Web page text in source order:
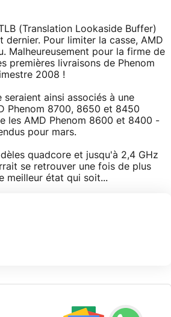
(Translation Lookaside Buffer)
Pour limiter la casse, AMD
Malheureusement pour la firme de
premières livraisons de Phenom
2008 !
ainsi associés à une
Phenom 8700, 8650 et 8450
les AMD Phenom 8600 et 8400 -
pour mars.
quadcore et jusqu'à 2,4 GHz
se retrouver une fois de plus
meilleur état qui soit...